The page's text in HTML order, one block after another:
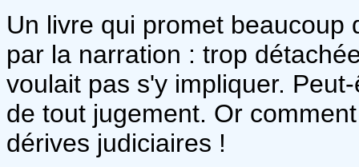
Un livre qui promet beaucoup
par la narration : trop
voulait pas s'y impliquer.
de tout jugement. Or
dérives judiciaires !